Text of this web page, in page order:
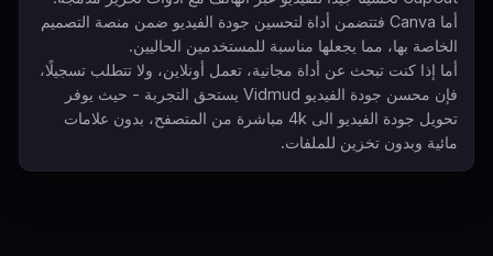
أما Canva فتتضمن أداة لتحسين جودة الفيديو ضمن منصة التصميم
الخاصة بها، مما يجعلها مناسبة للمستخدمين الحاليين.
أما إذا كنت تبحث عن أداة مجانية، تعمل أونلاين، ولا تتطلب تسجيلًا،
فإن محسن جودة الفيديو Vidmud يستحق التجربة - حيث يوفر
تحويل جودة الفيديو الى 4k مباشرة من المتصفح، بدون علامات
مائية وبدون تخزين للملفات.